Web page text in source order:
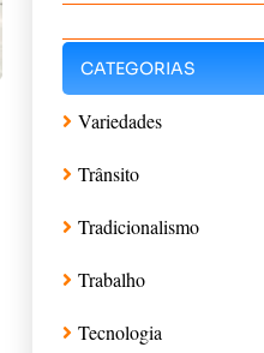
CATEGORIAS
Variedades
Trânsito
Tradicionalismo
Trabalho
Tecnologia